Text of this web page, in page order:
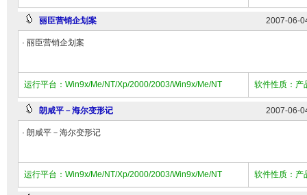
丽臣营销企划案 2007-06-
· 丽臣营销企划案
运行平台：Win9x/Me/NT/Xp/2000/2003/Win9x/Me/NT 软件性质：产
朗咸平－海尔变形记 2007-06-
· 朗咸平－海尔变形记
运行平台：Win9x/Me/NT/Xp/2000/2003/Win9x/Me/NT 软件性质：产